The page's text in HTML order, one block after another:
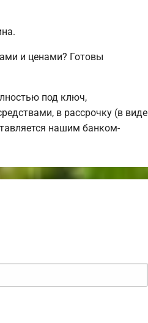
и ценами? Готовы
под ключ,
в рассрочку (в виде
нашим банком-